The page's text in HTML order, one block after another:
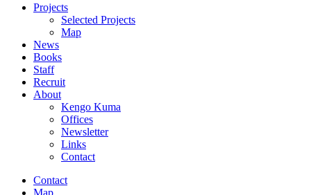
Projects
Selected Projects
Map
News
Books
Staff
Recruit
About
Kengo Kuma
Offices
Newsletter
Links
Contact
Contact
Map